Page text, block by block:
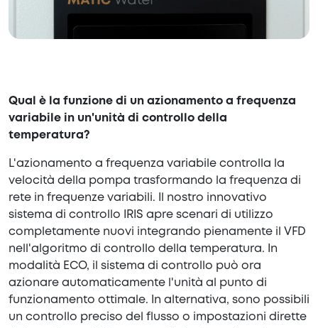
Qual è la funzione di un azionamento a frequenza
variabile in un'unità di controllo della
temperatura?
L'azionamento a frequenza variabile controlla la
velocità della pompa trasformando la frequenza di
rete in frequenze variabili. Il nostro innovativo
sistema di controllo IRIS apre scenari di utilizzo
completamente nuovi integrando pienamente il VFD
nell'algoritmo di controllo della temperatura. In
modalità ECO, il sistema di controllo può ora
azionare automaticamente l'unità al punto di
funzionamento ottimale. In alternativa, sono possibili
un controllo preciso del flusso o impostazioni dirette